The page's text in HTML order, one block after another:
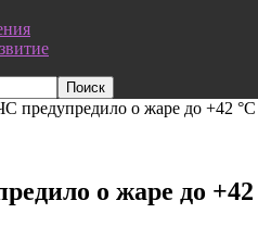
предупредило о жаре до +42 °C
о жаре до +42